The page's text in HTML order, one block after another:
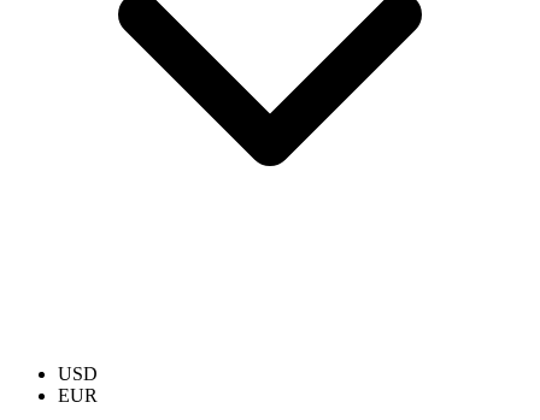
USD
EUR